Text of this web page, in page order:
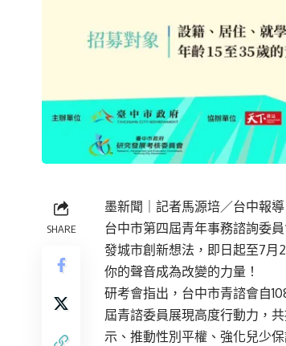
SHARE
墨新聞 ｜記者馬源培／台中報導
台中市第四屆青年事務諮詢委
發城市創新想法，即日起至7月
你的聲音成為改變的力量！
研考會指出，台中市青諮會自
屆青諮委員展現高度行動力，
示、推動性別平權、強化兒少